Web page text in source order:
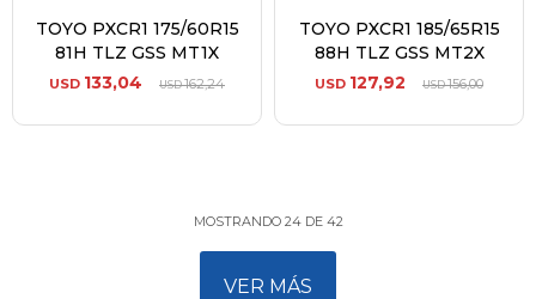
TOYO PXCR1 175/60R15
81H TLZ GSS MT1X
USD 133,04 USD162,24
TOYO PXCR1 185/65R15
88H TLZ GSS MT2X
USD 127,92 USD156,00
MOSTRANDO 24DE 42
VER MÁS